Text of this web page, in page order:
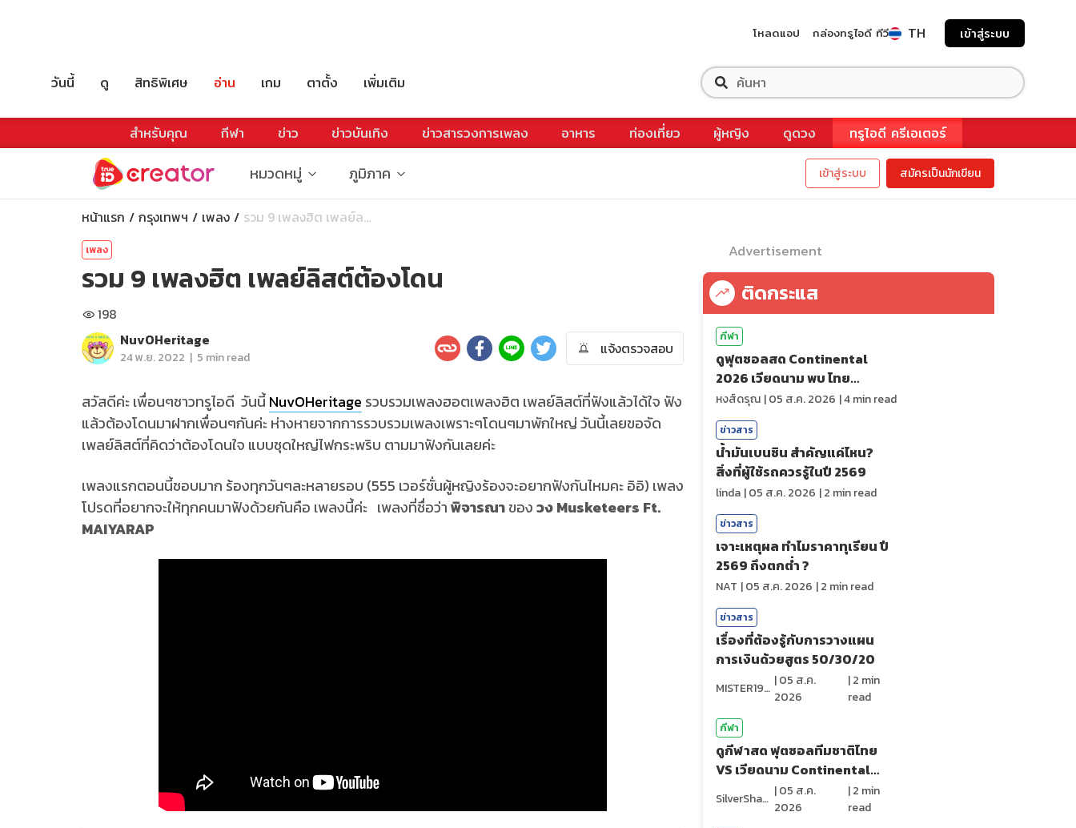
โหลดแอป กล่องทรูไอดี ทีวี TH เข้าสู่ระบบ
วันนี้ ดู สิทธิพิเศษ อ่าน เกม ตาตั้ง เพิ่มเติม
สำหรับคุณ กีฬา ข่าว ข่าวบันเทิง ข่าวสารวงการเพลง อาหาร ท่องเที่ยว ผู้หญิง ดูดวง ทรูไอดี ครีเอเตอร์
หมวดหมู่ ภูมิภาค เข้าสู่ระบบ สมัครเป็นนักเขียน
หน้าแรก กรุงเทพฯ เพลง รวม 9 เพลงฮิต เพลย์ล...
เพลง
รวม 9 เพลงฮิต เพลย์ลิสต์ต้องโดน
198
NuvOHeritage
24 พ.ย. 2022 | 5 min read แจ้งตรวจสอบ
สวัสดีค่ะ เพื่อนๆชาวทรูไอดี วันนี้NuvOHeritage รวบรวมเพลงฮอตเพลงฮิต เพลย์ลิสต์ที่ฟังแล้วได้ใจ ฟัง
แล้วต้องโดนมาฝากเพื่อนๆกันค่ะ ห่างหายจากการรวบรวมเพลงเพราะๆโดนๆมาพักใหญ่ วันนี้เลยขอจัด
เพลย์ลิสต์ที่คิดว่าต้องโดนใจ แบบชุดใหญ่ไฟกระพริบ ตามมาฟังกันเลยค่ะ
เพลงแรกตอนนี้ชอบมาก ร้องทุกวันๆละหลายรอบ (555 เวอร์ชั่นผู้หญิงร้องจะอยากฟังกันไหมคะ อิอิ) เพลง
โปรดที่อยากจะให้ทุกคนมาฟังด้วยกันคือ เพลงนี้ค่ะ เพลงที่ชื่อว่าพิจารณาของวง Musketeers Ft.
MAIYARAP
Advertisement
ติดกระแส
กีฬา
ดูฟุตซอลสด Continental
2026 เวียดนาม พบ ไทย
ถ่ายทอดสดกีฬา
หงส์ดรุณ |05 ส.ค. 2026 |4min read
ข่าวสาร
น้ำมันเบนซิน สำคัญแค่ไหน?
สิ่งที่ผู้ใช้รถควรรู้ในปี 2569
linda |05 ส.ค. 2026 |2 min read
ข่าวสาร
เจาะเหตุผล ทำไมราคาทุเรียน ปี
2569 ถึงตกต่ำ ?
NAT |05 ส.ค. 2026 |2 min read
ข่าวสาร
เรื่องที่ต้องรู้กับการวางแผน
การเงินด้วยสูตร 50/30/20
MISTER1997 |05 ส.ค.
2026
|2 min
read
กีฬา
ดูกีฬาสด ฟุตซอลทีมชาติไทย
VS เวียดนาม Continental
Futsal2026
SilverShark |05 ส.ค.
2026
|2 min
read